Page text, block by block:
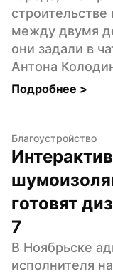
между двумя
они задали в
Антона
Подробнее >
Благоустройство
готовят
7
В Ноябрьске
исполнителя